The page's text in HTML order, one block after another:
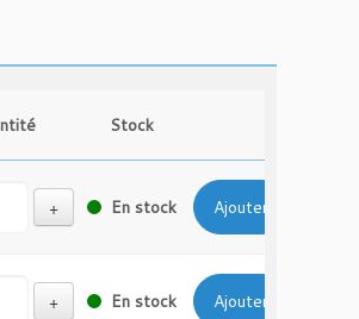
Stock
+ En stock Ajouter
+ En stock Ajouter